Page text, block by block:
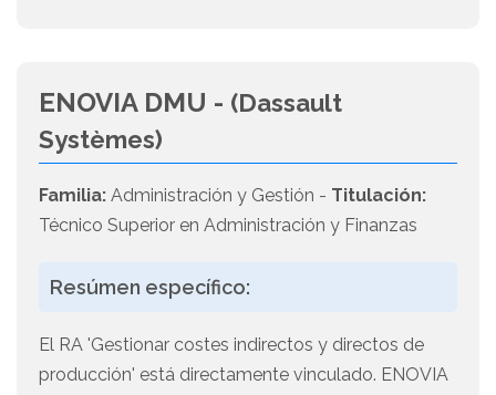
ENOVIA DMU - (Dassault
Systèmes)
Familia: Administración y Gestión - Titulación:
Técnico Superior en Administración y Finanzas
Resúmen específico:
El RA 'Gestionar costes indirectos y directos de
producción' está directamente vinculado. ENOVIA